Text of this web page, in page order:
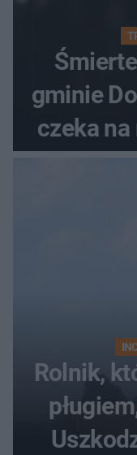
gminie
czeka
Rolnik,